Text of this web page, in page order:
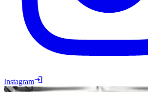
Instagram